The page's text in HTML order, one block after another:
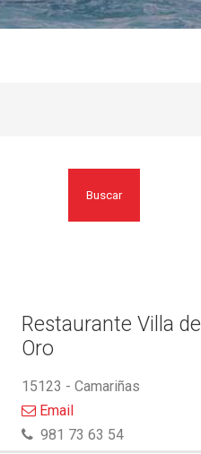
Buscar
Restaurante Villa de
Oro
15123 - Camariñas
Email
981 73 63 54